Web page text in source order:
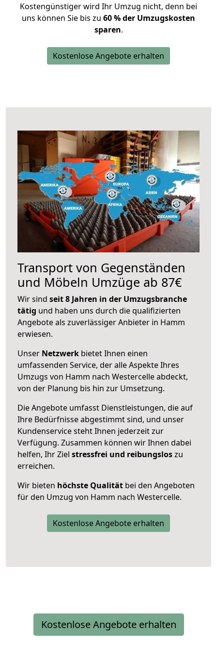
Kostengünstiger wird Ihr Umzug nicht, denn bei
uns können Sie bis zu 60 % der Umzugskosten
sparen.
Kostenlose Angebote erhalten
Transport von Gegenständen
und Möbeln Umzüge ab 87€
Wir sind seit 8 Jahren in der Umzugsbranche
tätig und haben uns durch die qualifizierten
Angebote als zuverlässiger Anbieter in Hamm
erwiesen.
Unser Netzwerk bietet Ihnen einen
umfassenden Service, der alle Aspekte Ihres
Umzugs von Hamm nach Westercelle abdeckt,
von der Planung bis hin zur Umsetzung.
Die Angebote umfasst Dienstleistungen, die auf
Ihre Bedürfnisse abgestimmt sind, und unser
Kundenservice steht Ihnen jederzeit zur
Verfügung. Zusammen können wir Ihnen dabei
helfen, Ihr Ziel stressfrei und reibungsloszu
erreichen.
Wir bieten höchste Qualität bei den Angeboten
für den Umzug von Hamm nach Westercelle.
Kostenlose Angebote erhalten
Kostenlose Angebote erhalten